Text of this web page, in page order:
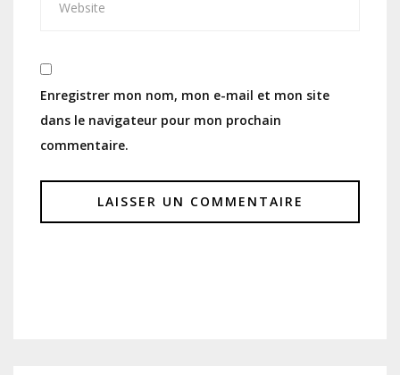
Enregistrer mon nom, mon e-mail et mon site
dans le navigateur pour mon prochain
commentaire.